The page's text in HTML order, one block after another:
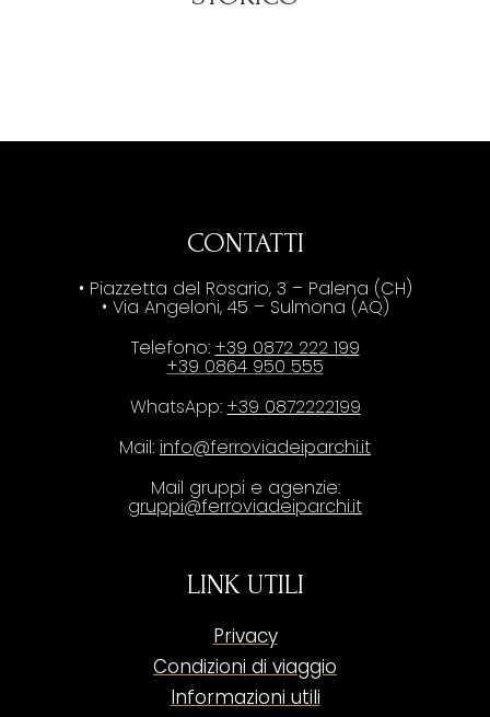
CONTATTI
• Piazzetta del Rosario, 3 – Palena (CH)
• Via Angeloni, 45 – Sulmona (AQ)
Telefono: +39 0872 222 199
+39 0864 950 555
WhatsApp: +39 0872222199
Mail: info@ferroviadeiparchi.it
Mail gruppi e agenzie:
gruppi@ferroviadeiparchi.it
LINK UTILI
Privacy
Condizioni di viaggio
Informazioni utili